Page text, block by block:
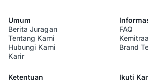
Umum
Berita Juragan
Tentang Kami
Hubungi Kami
Karir
FAQ
Brand
Ketentuan
Ikuti